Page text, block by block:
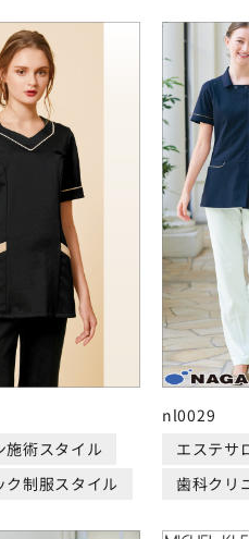
施術スタイル
ク制服スタイル
nl0029
エステサ
歯科クリ